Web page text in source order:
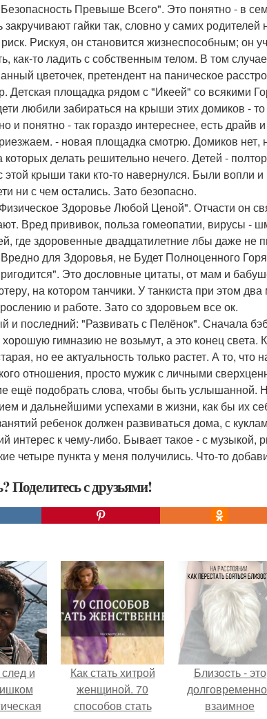
Превыше Всего". Это понятно - в
гайки так, словно у самих
Рискуя, он становится жизнеспособным; он
как-то ладить с собственным телом. В том
цветочек, претендент на паническое
Детская площадка рядом с "Икеей" со всякими
любили забираться на крыши этих домиков -
и понятно - так гораздо интереснее, есть драйв
- новая площадка смотрю. Домиков
делать решительно нечего. Детей -
этой крыши таки кто-то навернулся. Были вопли
ни с чем остались. Зато безопасно.
Здоровье Любой Ценой". Отчасти он
Вред прививок, польза гомеопатии, вирусы -
где здоровенные двадцатилетние лбы даже не
для Здоровья, не Будет Полноценного
Это дословные цитаты, от мам и
на котором танчики. У танкиста при этом
и работе. Зато со здоровьем все ок.
и последний: "Развивать с Пелёнок". Сначала
гимназию не возьмут, а это конец света.
но ее актуальность только растет. А то, что
отношения, просто мужик с личными
ещё подобрать слова, чтобы быть услышанной.
и дальнейшими успехами в жизни, как бы их
ребенок должен развиваться дома, с
интерес к чему-либо. Бывает такое - с
четыре пункта у меня получились. Что-то
Поделитесь с друзьями!
и
Как стать хитрой
женщиной. 70
способов стать
Близocть - это
взаимное